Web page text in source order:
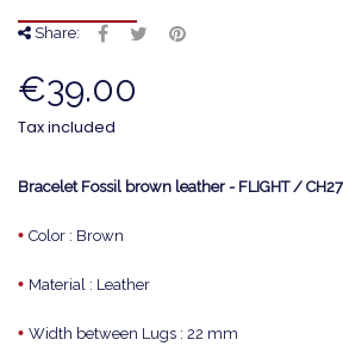
Share:
€39.00
Tax included
Bracelet Fossil brown leather - FLIGHT /
• Color : Brown
• Material : Leather
• Width between Lugs : 22 mm